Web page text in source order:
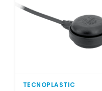
TECNOPLASTIC